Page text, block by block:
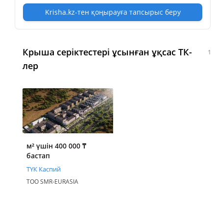
Krisha.kz-тен қоңырауға тапсырыс беру
Крыша серіктестері ұсынған ұқсас ТК-
лер
1
м² үшін 400 000 ₸
бастап
ТҮК Каспий
ТОО SMR-EURASIA